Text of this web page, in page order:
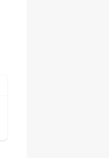
€
2.499,00 €.